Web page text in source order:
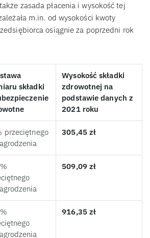
zasada płacenia i wysokość tej
m.in. od wysokości kwoty
osiągnie za poprzedni rok
składki
Wysokość składki
zdrowotnej na
podstawie danych z
2021 roku
przeciętnego
305,45 zł
509,09 zł
916,35 zł